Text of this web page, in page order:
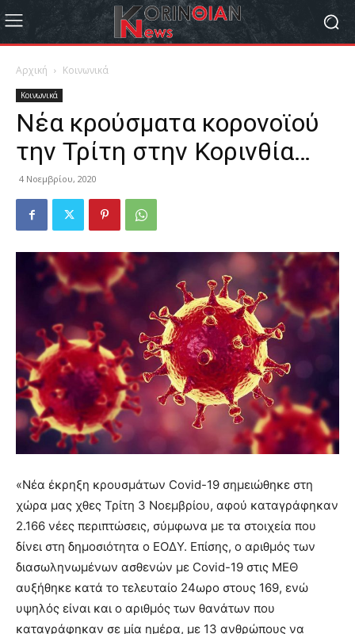
Αρχική Κοινωνικά
Κοινωνικά
Νέα κρούσματα κορονοϊού
την Τρίτη στην Κορινθία…
4 Νοεμβρίου, 2020
«Νέα έκρηξη κρουσμάτων Covid-19 σημειώθηκε στη
χώρα μας χθες Τρίτη 3 Νοεμβρίου, αφού καταγράφηκαν
2.166 νέες περιπτώσεις, σύμφωνα με τα στοιχεία που
δίνει στη δημοσιότητα ο ΕΟΔΥ. Επίσης, ο αριθμός των
διασωληνωμένων ασθενών με Covid-19 στις ΜΕΘ
αυξήθηκε κατά το τελευταίο 24ωρο στους 169, ενώ
υψηλός είναι και ο αριθμός των θανάτων που
καταγράφηκαν σε μία ημέρα, με 13 ανθρώπους να